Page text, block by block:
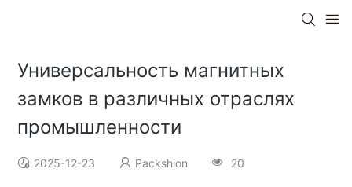
Универсальность магнитных
замков в различных отраслях
промышленности
2025-12-23 Packshion 20